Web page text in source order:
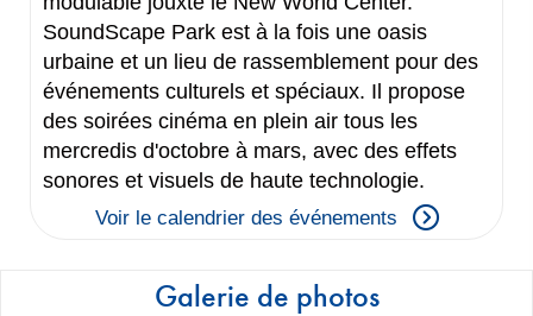
SoundScape Park est à la fois une oasis
urbaine et un lieu de rassemblement pour des
événements culturels et spéciaux. Il propose
des soirées cinéma en plein air tous les
mercredis d'octobre à mars, avec des effets
sonores et visuels de haute technologie.
Voir le calendrier des événements
Galerie de photos